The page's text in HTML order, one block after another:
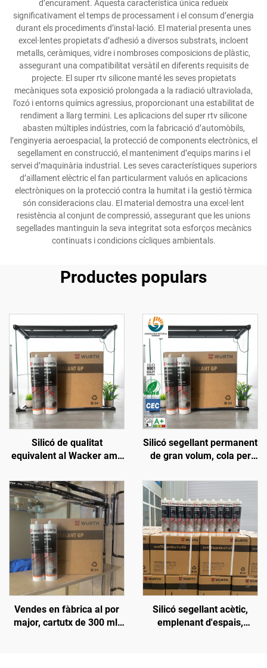
d’encurament. Aquesta característica única redueix
significativament el temps de processament i el consum d’energia
durant els procediments d’instal·lació. El material presenta unes
excel·lentes propietats d’adhesió a diversos substrats, incloent
metalls, ceràmiques, vidre i nombroses composicions de plàstic,
assegurant una compatibilitat versàtil en diferents requisits de
projecte. El super rtv silicone manté les seves propietats
mecàniques sota exposició prolongada a la radiació ultraviolada,
l’ozó i entorns químics agressius, proporcionant una estabilitat de
rendiment a llarg termini. Les aplicacions del super rtv silicone
abasten múltiples indústries, com la fabricació d’automòbils,
l’enginyeria aeroespacial, la protecció de components electrònics, el
segellament en construcció, el manteniment d’equips marins i el
servei d’maquinària industrial. Les seves característiques superiors
d’aïllament elèctric el fan particularment valuós en aplicacions
electròniques on la protecció contra la humitat i la gestió tèrmica
són consideracions clau. El material demostra una excel·lent
resistència al conjunt de compressió, assegurant que les unions
segellades mantinguin la seva integritat sota esforços mecànics
continuats i condicions cícliques ambientals.
Productes populars
Silicó de qualitat
equivalent al Wacker amb
temperatures,
impermeable, clar i blanc
Silicó segellant permanent
de gran volum, cola per
densitat, clar, curat amb
àcid acètic, proveïdors de
silicó, duració de 9 mesos
Vendes en fàbrica al por
major, cartutx de 300 ml,
Silicó segellant acètic,
emplenant d'espais,